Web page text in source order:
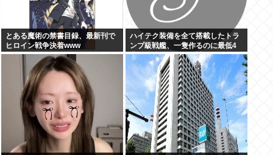
とある魔術の禁書目録、最新刊で
ヒロイン戦争決着www
ハイテク装備を全て搭載したトラ
ンプ級戦艦、一隻作るのに最低4
兆円かかりいきなり詰む